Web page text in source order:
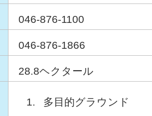
046-876-1100
046-876-1866
28.8ヘクタール
多目的グラウンド